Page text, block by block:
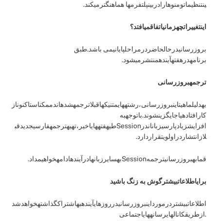
ینتنظیماتومنوهارادربینپلتفرمها هماهنگترمیکند.
اینتغییراتچهزمانیاتفاقمیافتد؟
بروزرسانیدرحالحاضردرمراحلپایانیمی باشد.طبق
برنامهدرهفتهآیندهمنتشرمیشود.
ترجمهبروزرسانی
بهدلیلماهیتاینبروزرسانی،رشتههایمتنیکهاقبلاترجمهشدهاندممکناستاکنوناز
کارافتادهیاجایگزینشوند.باتوجهبه
افزایشزیادپارسیزباناندرSessionطیهفتههایاخیر،تهیهترجمهفارسیجدیدقب
لازانتشاردراولویتقراردارد.
قمابهبروزرسانیترجمهSessionبهسایرزبانهادرآیندهادامهخواهیمداد.
برایاطلاعاتبیشترگوش به زنگ باشید
اطلاعاتبیشتردرمورداینبروزرسانیدرروزهایآیندهبهاشتراکگذاشتهخواهدشد
.ازطریقکانالهایرسانههایاجتماعی